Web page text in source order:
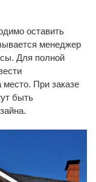
оставить
менеджер
Для полной
При заказе
быть